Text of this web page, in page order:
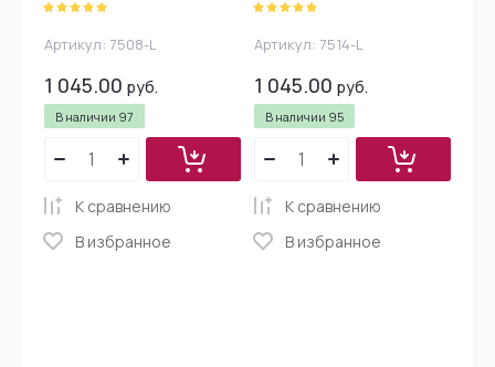
Артикул: 7508-L
В наличии 97
1 045.00 руб.
К сравнению
В избранное
Артикул: 7514-L
В наличии 95
1 045.00 руб.
К сравнению
В избранное